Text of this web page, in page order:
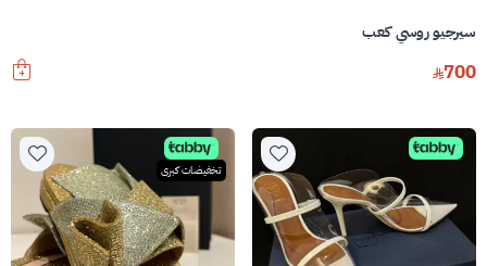
سيرجيو روسي كعب
700
تخفيضات كبرى